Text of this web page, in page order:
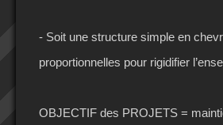
- Soit une structure simple en
proportionnelles pour rigidifier
OBJECTIF des PROJETS =